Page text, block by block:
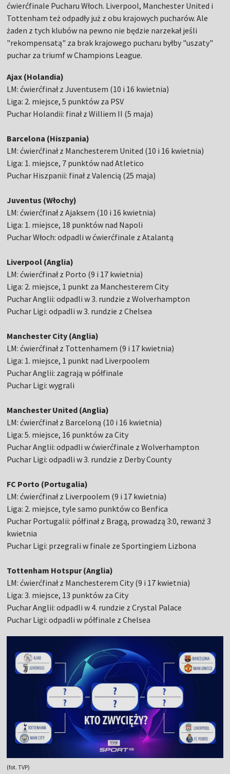
ćwierćfinale Pucharu Włoch. Liverpool, Manchester United i
Tottenham też odpadły już z obu krajowych pucharów. Ale
żaden z tych klubów na pewno nie będzie narzekał jeśli
"rekompensatą" za brak krajowego pucharu byłby "uszaty"
puchar za triumf w Champions League.
Ajax (Holandia)
LM: ćwierćfinał z Juventusem (10 i 16 kwietnia)
Liga: 2. miejsce, 5 punktów za PSV
Puchar Holandii: finał z Williem II (5 maja)
Barcelona (Hiszpania)
LM: ćwierćfinał z Manchesterem United (10 i 16 kwietnia)
Liga: 1. miejsce, 7 punktów nad Atletico
Puchar Hiszpanii: finał z Valencią (25 maja)
Juventus (Włochy)
LM: ćwierćfinał z Ajaksem (10 i 16 kwietnia)
Liga: 1. miejsce, 18 punktów nad Napoli
Puchar Włoch: odpadli w ćwierćfinale z Atalantą
Liverpool (Anglia)
LM: ćwierćfinał z Porto (9 i 17 kwietnia)
Liga: 2. miejsce, 1 punkt za Manchesterem City
Puchar Anglii: odpadli w 3. rundzie z Wolverhampton
Puchar Ligi: odpadli w 3. rundzie z Chelsea
Manchester City (Anglia)
LM: ćwierćfinał z Tottenhamem (9 i 17 kwietnia)
Liga: 1. miejsce, 1 punkt nad Liverpoolem
Puchar Anglii: zagrają w półfinale
Puchar Ligi: wygrali
Manchester United (Anglia)
LM: ćwierćfinał z Barceloną (10 i 16 kwietnia)
Liga: 5. miejsce, 16 punktów za City
Puchar Anglii: odpadli w ćwierćfinale z Wolverhampton
Puchar Ligi: odpadli w 3. rundzie z Derby County
FC Porto (Portugalia)
LM: ćwierćfinał z Liverpoolem (9 i 17 kwietnia)
Liga: 2. miejsce, tyle samo punktów co Benfica
Puchar Portugalii: półfinał z Bragą, prowadzą 3:0, rewanż 3
kwietnia
Puchar Ligi: przegrali w finale ze Sportingiem Lizbona
Tottenham Hotspur (Anglia)
LM: ćwierćfinał z Manchesterem City (9 i 17 kwietnia)
Liga: 3. miejsce, 13 punktów za City
Puchar Anglii: odpadli w 4. rundzie z Crystal Palace
Puchar Ligi: odpadli w półfinale z Chelsea
(fot. TVP)